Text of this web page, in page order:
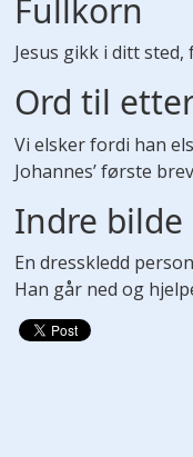
Fullkorn
Jesus gikk i ditt
Ord til
Vi elsker fordi han
Johannes’ første
Indre bilde
En dresskledd
Han går ned og